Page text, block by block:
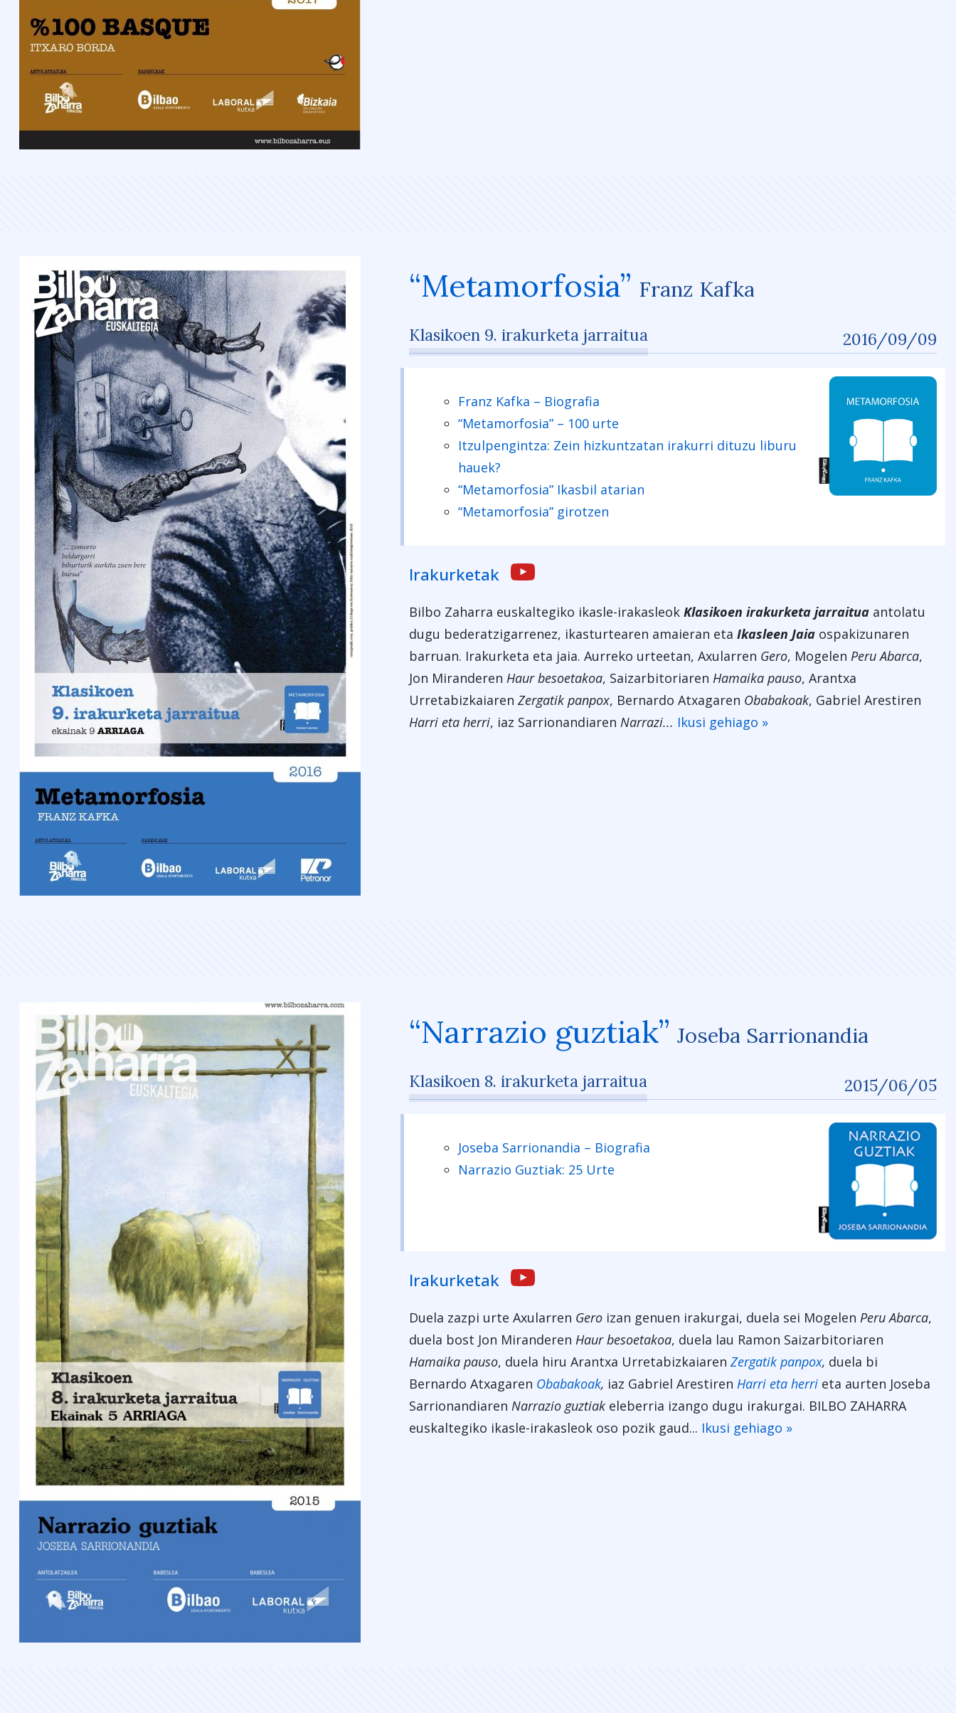
“Metamorfosia” Franz Kafka
Klasikoen 9. irakurketa jarraitua 2016/09/09
Franz Kafka – Biografia
“Metamorfosia” – 100 urte
Itzulpengintza: Zein hizkuntzatan irakurri dituzu liburu
hauek?
“Metamorfosia” Ikasbil atarian
“Metamorfosia” girotzen
Irakurketak
Bilbo Zaharra euskaltegiko ikasle-irakasleokKlasikoen irakurketa jarraitua antolatu
dugu bederatzigarrenez, ikasturtearen amaieran eta Ikasleen Jaiaospakizunaren
barruan. Irakurketa eta jaia. Aurreko urteetan, Axularren Gero, Mogelen Peru Abarca,
Jon Miranderen Haur besoetakoa, Saizarbitoriaren Hamaika pauso, Arantxa
Urretabizkaiaren Zergatik panpox, Bernardo Atxagaren Obabakoak, Gabriel Arestiren
Harri eta herri, iaz Sarrionandiaren Narrazi... Ikusi gehiago »
“Narrazio guztiak” Joseba Sarrionandia
Klasikoen 8. irakurketa jarraitua 2015/06/05
Joseba Sarrionandia – Biografia
Narrazio Guztiak: 25 Urte
Irakurketak
Duela zazpi urte Axularren Gero izan genuen irakurgai, duela sei Mogelen Peru Abarca,
duela bost Jon Miranderen Haur besoetakoa, duela lau Ramon Saizarbitoriaren
Hamaika pauso, duela hiru Arantxa Urretabizkaiaren Zergatik panpox, duela bi
Bernardo Atxagaren Obabakoak, iaz Gabriel Arestiren Harri eta herri eta aurten Joseba
Sarrionandiaren Narrazio guztiak eleberria izango dugu irakurgai. BILBO ZAHARRA
euskaltegiko ikasle-irakasleok oso pozik gaud... Ikusi gehiago »